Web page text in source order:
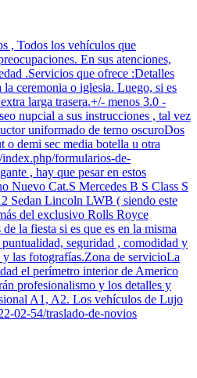
, Todos los vehículos que
En sus atenciones,
.Servicios que ofrece :Detalles
ceremonia o iglesia. Luego, si es
larga trasera.+/- menos 3.0 -
nupcial a sus instrucciones , tal vez
uniformado de terno oscuroDos
o demi sec media botella u otra
formularios-de-
, hay que pesar en estos
Nuevo Cat.S Mercedes B S Class S
Sedan Lincoln LWB ( siendo este
del exclusivo Rolls Royce
la fiesta si es que es en la misma
seguridad , comodidad y
y las fotografías.Zona de servicioLa
el perímetro interior de Americo
profesionalismo y los detalles y
A1, A2. Los vehículos de Lujo
02-54/traslado-de-novios